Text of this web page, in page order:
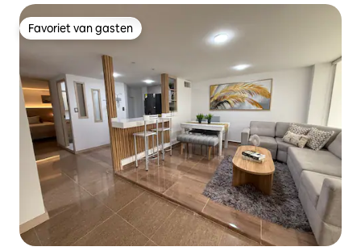
Favoriet van gasten
Favoriet van gasten